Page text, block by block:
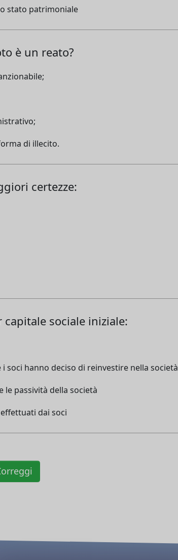
stato patrimoniale
è un reato?
di illecito.
certezze:
sociale iniziale:
soci hanno deciso di reinvestire nella società
le passività della società
dai soci